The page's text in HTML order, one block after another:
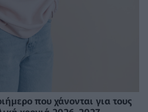
που χάνονται για τους